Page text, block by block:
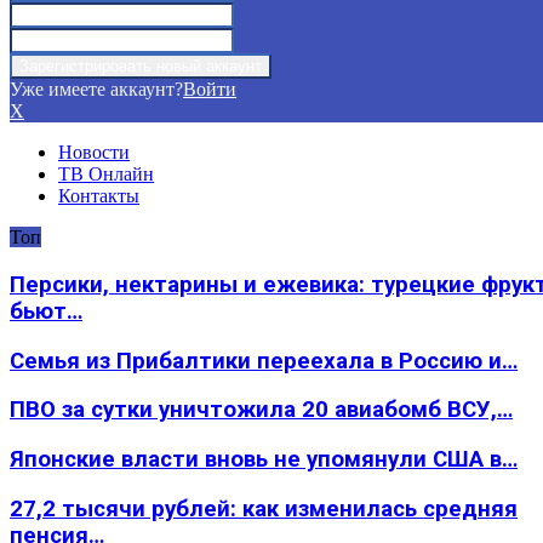
Уже имеете аккаунт?Войти
X
Новости
ТВ Онлайн
Контакты
Топ
Персики, нектарины и ежевика: турецкие
бьют…
Семья из Прибалтики переехала в Россию и…
ПВО за сутки уничтожила 20 авиабомб ВСУ,…
Японские власти вновь не упомянули США в…
27,2 тысячи рублей: как изменилась средняя
пенсия…